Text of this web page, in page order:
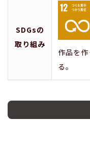
SDGsの
取り組み
作品を
る。